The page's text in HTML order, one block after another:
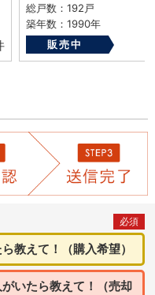
総戸数：192戸
築年数：1990年
販売中
必須
教えて！（購入希望）
いたら教えて！（売却